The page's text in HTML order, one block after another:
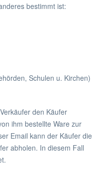
bestimmt ist:
Schulen u. Kirchen)
den Käufer
ihm bestellte Ware zur
Email kann der Käufer die
abholen. In diesem Fall